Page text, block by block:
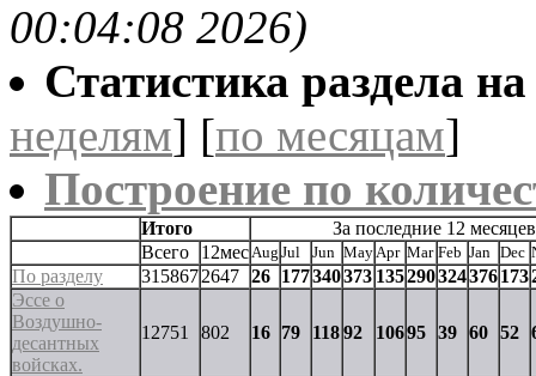
00:04:08 2026)
Статистика раздела
неделям] [по месяцам]
Построение по
Итого
За последние 12 месяцев
Всего
12мес Aug Jul Jun May Apr Mar Feb Jan Dec
По разделу 3158672647 26 177340373 135290324376173
Эссе о
Воздушно-
десантных
войсках.
12751 802 16 79 11892 10695 39 60 52